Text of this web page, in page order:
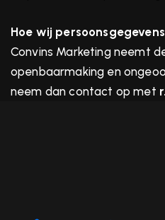
Hoe wij
Convins Marketing neemt
openbaarmaking en
neem dan contact op met